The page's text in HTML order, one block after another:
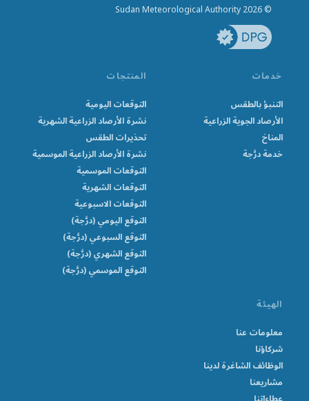
© Sudan Meteorological Authority 2026
خدمات
التنبؤ بالطقس
الأرصاد الجوية الزراعية
المناخ
خدمة درَّجة
المنتجات
التوقعات اليومية
نشرة الأرصاد الزراعية الشهرية
تحذيرات الطقس
نشرة الأرصاد الزراعية الموسمية
التوقعات الموسمية
التوقعات الشهرية
التوقعات الاسبوعية
التوقع اليومي (درَّجة)
التوقع السبوعي (درَّجة)
التوقع الشهري (درَّجة)
التوقع الموسمي (درَّجة)
الهيئة
معلومات عنا
شركاؤنا
الوظائف الشاغرة لدينا
مشاريعنا